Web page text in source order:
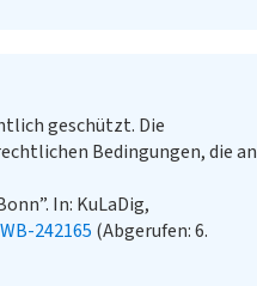
geschützt. Die
Bedingungen, die an
In: KuLaDig,
242165 (Abgerufen: 6.